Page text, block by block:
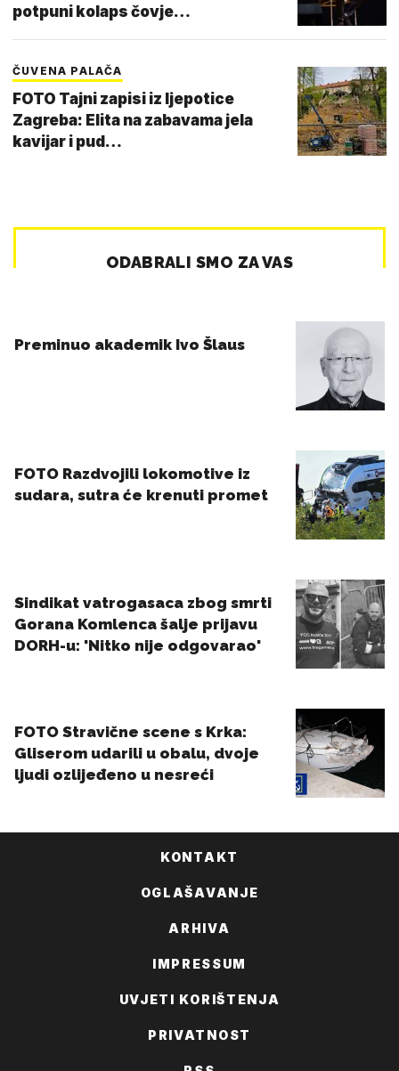
potpuni kolaps čovje…
ČUVENA PALAČA
FOTO Tajni zapisi iz ljepotice
Zagreba: Elita na zabavama jela
kavijar i pud…
KONTAKT
OGLAŠAVANJE
ARHIVA
IMPRESSUM
UVJETI KORIŠTENJA
PRIVATNOST